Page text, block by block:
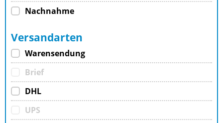
Nachnahme
Versandarten
Warensendung
Brief
DHL
UPS